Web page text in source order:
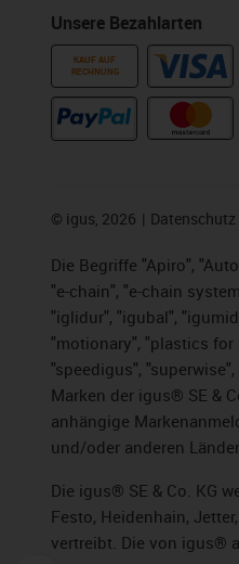
Unsere Bezahlarten
KAUF AUF
RECHNUNG
© igus, 2026 Datenschutz
Die Begriffe "Apiro",
"e-chain", "e-chain
"iglidur", "igubal",
"motionary", "plastics for
"speedigus",
Marken der igus® SE &
anhängige
und/oder anderen
Die igus® SE & Co. KG
Festo, Heidenhain,
vertreibt. Die von igus®